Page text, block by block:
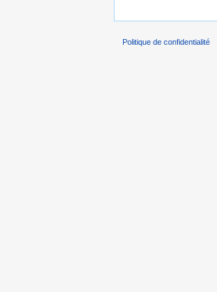
Politique de confidentialité